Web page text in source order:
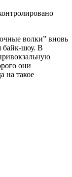
волки” вновь
байк-шоу. В
они
на такое